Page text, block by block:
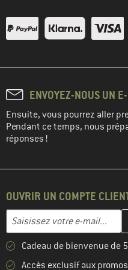
ENVOYEZ-NOUS UN
Ensuite, vous pourrez aller
Pendant ce temps, nous
réponses !
OUVRIR UN COMPTE
Adresse e-mail
Entrez votre adresse e-mail
Cadeau de bienvenue de
Accès exclusif aux promos